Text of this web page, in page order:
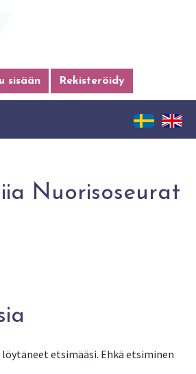
sisään Rekisteröidy
Nuorisoseurat
etsimääsi. Ehkä etsiminen